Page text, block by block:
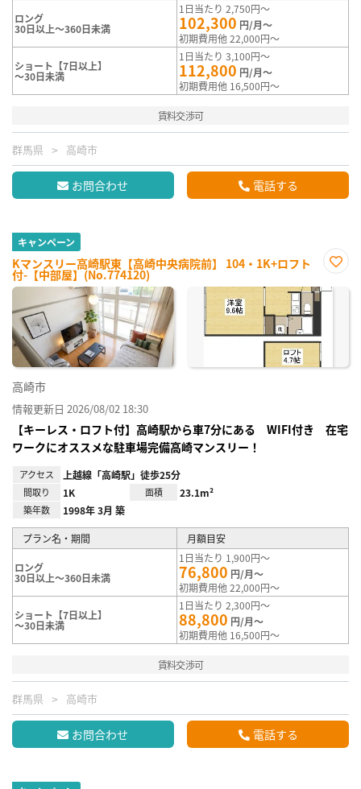
ロング
30日以上～360日未満
1日当たり 2,750円～
102,300 円/月～
初期費用他 22,000円～
ショート【7日以上】
～30日未満
1日当たり 3,100円～
112,800 円/月～
初期費用他 16,500円～
賃料交渉可
群馬県 高崎市
お問合わせ 電話する
キャンペーン
Kマンスリー高崎駅東【高崎中央病院前】 104・1K+ロフト
付-【中部屋】(No.774120)
に入
高崎市
情報更新日 2026/08/02 18:30
【キーレス・ロフト付】高崎駅から車7分にある WIFI付き 在宅
ワークにオススメな駐車場完備高崎マンスリー！
アクセス 上越線「高崎駅」徒歩25分
間取り 1K 面積 23.1m²
築年数 1998年 3月 築
プラン名・期間 月額目安
ロング
30日以上～360日未満
1日当たり 1,900円～
76,800 円/月～
初期費用他 22,000円～
ショート【7日以上】
～30日未満
1日当たり 2,300円～
88,800 円/月～
初期費用他 16,500円～
賃料交渉可
群馬県 高崎市
お問合わせ 電話する